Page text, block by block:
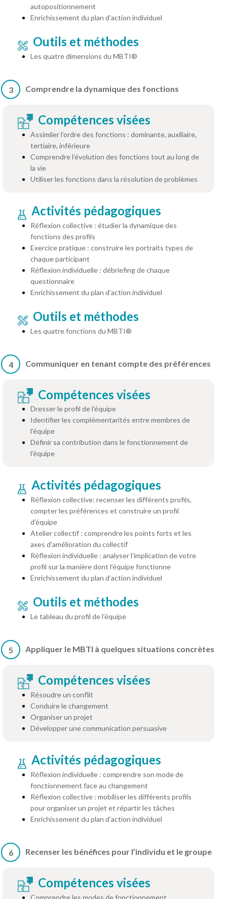
autopositionnement
Enrichissement du plan d’action individuel
Outils et méthodes
Les quatre dimensions du MBTI®
3 Comprendre la dynamique des fonctions
Compétences visées
Assimiler l’ordre des fonctions : dominante, auxiliaire,
tertiaire, inférieure
Comprendre l’évolution des fonctions tout au long de
la vie
Utiliser les fonctions dans la résolution de problèmes
Activités pédagogiques
Réflexion collective : étudier la dynamique des
fonctions des profils
Exercice pratique : construire les portraits types de
chaque participant
Réflexion individuelle : débriefing de chaque
questionnaire
Enrichissement du plan d’action individuel
Outils et méthodes
Les quatre fonctions du MBTI®
4 Communiquer en tenant compte des préférences
Compétences visées
Dresser le profil de l’équipe
Identifier les complémentarités entre membres de
l’équipe
Définir sa contribution dans le fonctionnement de
l’équipe
Activités pédagogiques
Réflexion collective: recenser les différents profils,
compter les préférences et construire un profil
d’équipe
Atelier collectif : comprendre les points forts et les
axes d'amélioration du collectif
Réflexion individuelle : analyser l’implication de votre
profil sur la manière dont l’équipe fonctionne
Enrichissement du plan d’action individuel
Outils et méthodes
Le tableau du profil de l’équipe
5 Appliquer le MBTI à quelques situations concrètes
Compétences visées
Résoudre un conflit
Conduire le changement
Organiser un projet
Développer une communication persuasive
Activités pédagogiques
Réflexion individuelle : comprendre son mode de
fonctionnement face au changement
Réflexion collective : mobiliser les différents profils
pour organiser un projet et répartir les tâches
Enrichissement du plan d’action individuel
6 Recenser les bénéfices pour l’individu et le groupe
Compétences visées
Comprendre les modes de fonctionnement